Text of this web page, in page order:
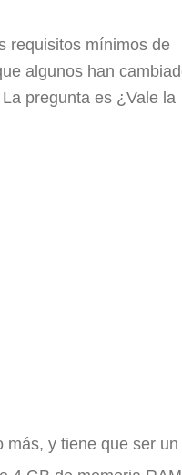
requisitos mínimos de
algunos han
pregunta es ¿Vale la
y tiene que ser